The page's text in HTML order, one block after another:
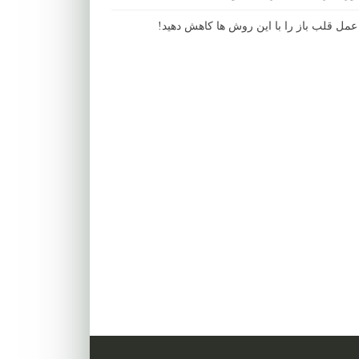
قلب باز را با این روش ها کاهش دهید!